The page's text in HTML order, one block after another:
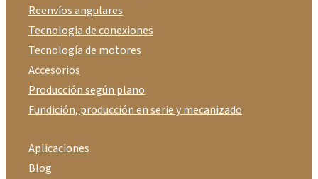
Reenvíos angulares
Tecnología de conexiones
Tecnología de motores
Accesorios
Producción según plano
Fundición, producción en serie y mecanizado
Aplicaciones
Blog